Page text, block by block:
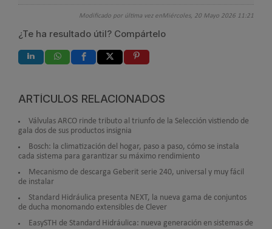
Modificado por última vez enMiércoles, 20 Mayo 2026 11:21
¿Te ha resultado útil? Compártelo
ARTÍCULOS RELACIONADOS
Válvulas ARCO rinde tributo al triunfo de la Selección vistiendo de
gala dos de sus productos insignia
Bosch: la climatización del hogar, paso a paso, cómo se instala
cada sistema para garantizar su máximo rendimiento
Mecanismo de descarga Geberit serie 240, universal y muy fácil
de instalar
Standard Hidráulica presenta NEXT, la nueva gama de conjuntos
de ducha monomando extensibles de Clever
EasySTH de Standard Hidráulica: nueva generación en sistemas de